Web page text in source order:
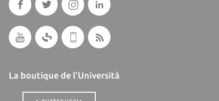
La boutique de l'Università